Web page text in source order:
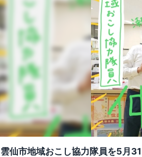
雲仙市地域おこし協力隊員を5月